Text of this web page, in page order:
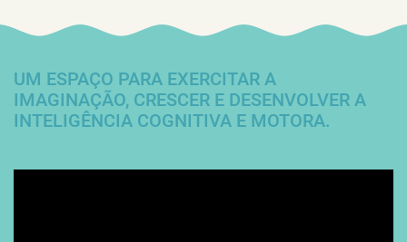
UM ESPAÇO PARA EXERCITAR A
IMAGINAÇÃO, CRESCER E DESENVOLVER A
INTELIGÊNCIA COGNITIVA E MOTORA.